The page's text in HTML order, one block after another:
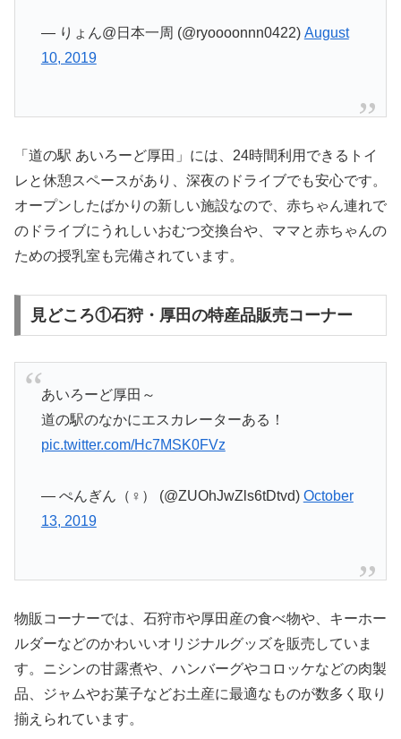
— りょん@日本一周 (@ryoooonnn0422) August
10, 2019
「道の駅 あいろーど厚田」には、24時間利用できるトイ
レと休憩スペースがあり、深夜のドライブでも安心です。
オープンしたばかりの新しい施設なので、赤ちゃん連れで
のドライブにうれしいおむつ交換台や、ママと赤ちゃんの
ための授乳室も完備されています。
見どころ①石狩・厚田の特産品販売コーナー
あいろーど厚田～
道の駅のなかにエスカレーターある！
pic.twitter.com/Hc7MSK0FVz
— ぺんぎん（♀） (@ZUOhJwZls6tDtvd) October
13, 2019
物販コーナーでは、石狩市や厚田産の食べ物や、キーホー
ルダーなどのかわいいオリジナルグッズを販売していま
す。ニシンの甘露煮や、ハンバーグやコロッケなどの肉製
品、ジャムやお菓子などお土産に最適なものが数多く取り
揃えられています。